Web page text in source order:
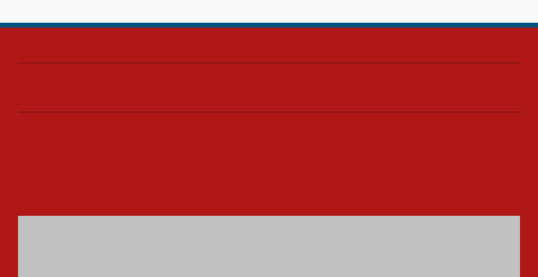
Confira como foi o culto mensal